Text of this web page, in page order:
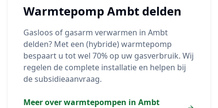
WarmtepompAmbt delden
Gasloos of gasarm verwarmen in Ambt
delden? Met een (hybride) warmtepomp
bespaart u tot wel 70% op uw gasverbruik. Wij
regelen de complete installatie en helpen bij
de subsidieaanvraag.
Meer over warmtepompen in Ambt